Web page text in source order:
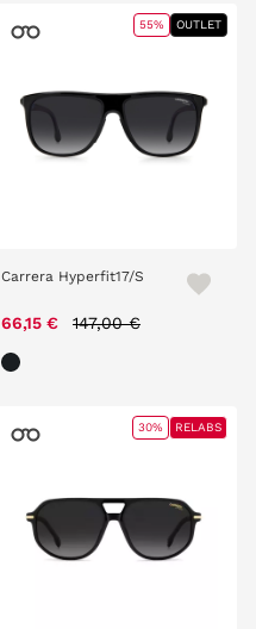
Carrera Hyperfit17/S
66,15 € Price reduced from
147,00 €
55% OUTLET
30% RELABS